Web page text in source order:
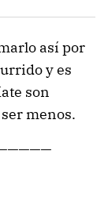
así por
y es
son
menos.